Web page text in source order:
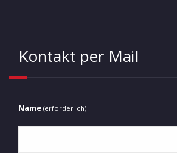
Kontakt per Mail
Name (erforderlich)